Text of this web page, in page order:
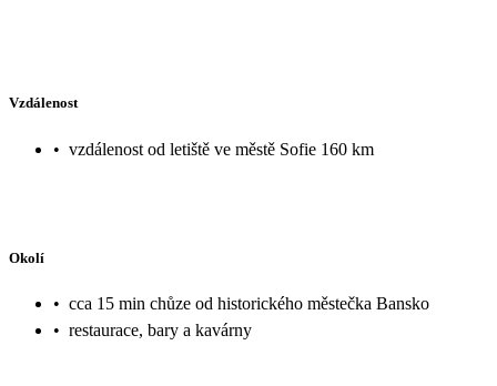
Vzdálenost
• vzdálenost od letiště ve městě Sofie 160 km
Okolí
• cca 15 min chůze od historického městečka Bansko
• restaurace, bary a kavárny